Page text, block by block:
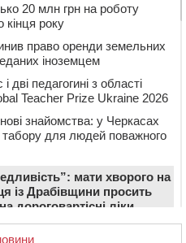
20 млн грн на роботу
кінця року
право оренди земельних
іноземцем
дві педагогині з області
Teacher Prize Ukraine 2026
знайомства: у Черкасах
табору для людей поважного
мати хворого на
із Драбівщини просить
дороговартісні ліки
колишню очільницю відділу